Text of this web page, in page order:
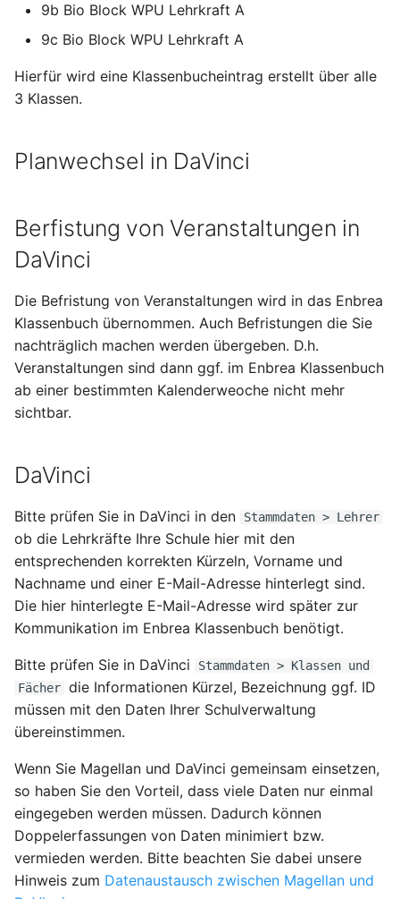
9b Bio Block WPU Lehrkraft A
9c Bio Block WPU Lehrkraft A
Hierfür wird eine Klassenbucheintrag erstellt über alle
3 Klassen.
Planwechsel in DaVinci
Berfistung von Veranstaltungen in
DaVinci
Die Befristung von Veranstaltungen wird in das Enbrea
Klassenbuch übernommen. Auch Befristungen die Sie
nachträglich machen werden übergeben. D.h.
Veranstaltungen sind dann ggf. im Enbrea Klassenbuch
ab einer bestimmten Kalenderweoche nicht mehr
sichtbar.
DaVinci
Bitte prüfen Sie in DaVinci in den Stammdaten > Lehrer
ob die Lehrkräfte Ihre Schule hier mit den
entsprechenden korrekten Kürzeln, Vorname und
Nachname und einer E-Mail-Adresse hinterlegt sind.
Die hier hinterlegte E-Mail-Adresse wird später zur
Kommunikation im Enbrea Klassenbuch benötigt.
Bitte prüfen Sie in DaVinci
Stammdaten > Klassen und
Fächer die Informationen Kürzel, Bezeichnung ggf. ID
müssen mit den Daten Ihrer Schulverwaltung
übereinstimmen.
Wenn Sie Magellan und DaVinci gemeinsam einsetzen,
so haben Sie den Vorteil, dass viele Daten nur einmal
eingegeben werden müssen. Dadurch können
Doppelerfassungen von Daten minimiert bzw.
vermieden werden. Bitte beachten Sie dabei unsere
Hinweis zum Datenaustausch zwischen Magellan und